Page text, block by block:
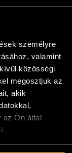
személyre
valamint
közösségi
megosztjuk az
akik
az Ön által